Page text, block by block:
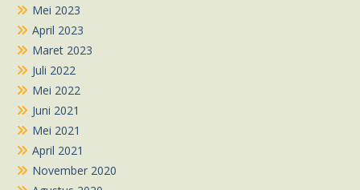
Mei 2023
April 2023
Maret 2023
Juli 2022
Mei 2022
Juni 2021
Mei 2021
April 2021
November 2020